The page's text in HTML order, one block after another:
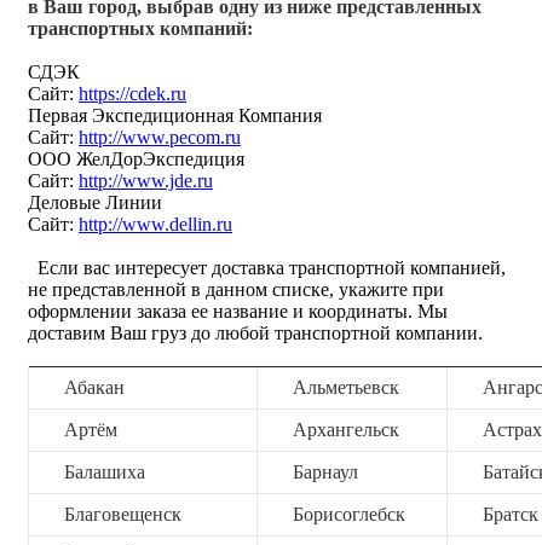
в Ваш город, выбрав одну из ниже представленных
транспортных компаний:
СДЭК
Сайт: https://cdek.ru
Первая Экспедиционная Компания
Сайт: http://www.pecom.ru
ООО ЖелДорЭкспедиция
Сайт: http://www.jde.ru
Деловые Линии
Сайт: http://www.dellin.ru
Если вас интересует доставка транспортной компанией,
не представленной в данном списке, укажите при
оформлении заказа ее название и координаты. Мы
доставим Ваш груз до любой транспортной компании.
Абакан Альметьевск
Артём Архангельск
Балашиха Барнаул
Благовещенск Борисоглебск Братск